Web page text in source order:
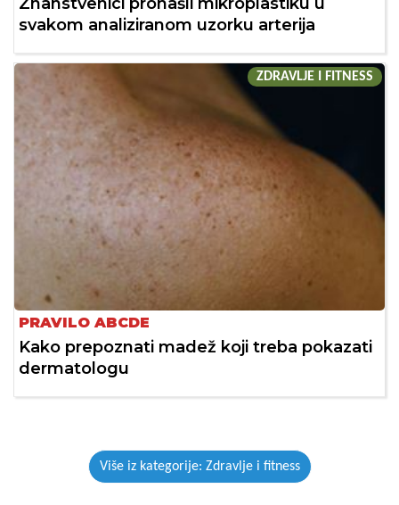
svakom analiziranom uzorku arterija
ZDRAVLJE I FITNESS
PRAVILO ABCDE
Kako prepoznati madež koji treba pokazati
dermatologu
Više iz kategorije: Zdravlje i fitness